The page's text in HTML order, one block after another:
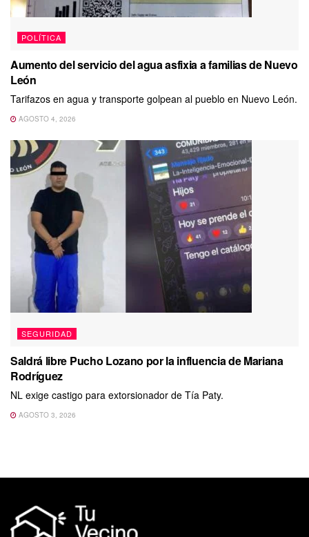
POLÍTICA
Aumento del servicio del agua asfixia a familias de Nuevo
León
Tarifazos en agua y transporte golpean al pueblo en Nuevo León.
AGOSTO 4, 2026
SEGURIDAD
Saldrá libre Pucho Lozano por la influencia de Mariana
Rodríguez
NL exige castigo para extorsionador de Tía Paty.
AGOSTO 3, 2026